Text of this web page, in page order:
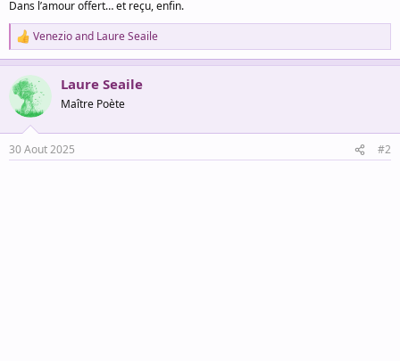
Dans l’amour offert… et reçu, enfin.
R
e
a
c
t
i
s
Venezioand Laure Seaile
Laure Seaile
Maître Poète
30 Aout 2025 #2